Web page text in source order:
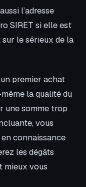
l’adresse
SIRET si elle est
le sérieux de la
premier achat
la qualité du
une somme trop
vous
connaissance
les dégâts
mieux vous